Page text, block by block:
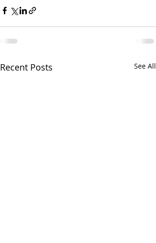
Recent Posts See All